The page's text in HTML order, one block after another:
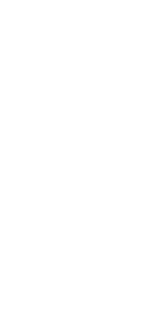
Sie benötigen
den Antrag
stellen,
Mail übermitteln oder
auch online stellen.
wird Ihr Antrag
Gebühr bezahlt haben.
Gemeinden enthält nur
über Firmen oder
Sie aus dem
der von Ihnen gesuchten
unterliegen. Die
Einzelfall, ob Ihr Interesse
der